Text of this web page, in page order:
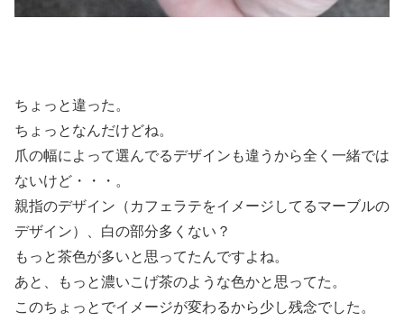
ちょっと違った。
ちょっとなんだけどね。
爪の幅によって選んでるデザインも違うから全く一緒では
ないけど・・・。
親指のデザイン（カフェラテをイメージしてるマーブルの
デザイン）、白の部分多くない？
もっと茶色が多いと思ってたんですよね。
あと、もっと濃いこげ茶のような色かと思ってた。
このちょっとでイメージが変わるから少し残念でした。